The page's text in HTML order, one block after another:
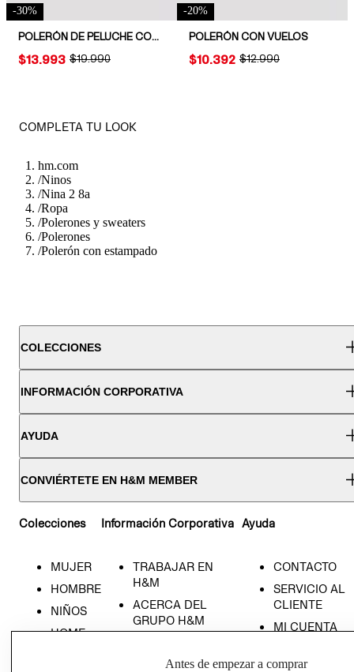
-30%
POLERÓN DE PELUCHE CON MOTIVO
ORIGINAL PRICE:
$19.990
PRICE:
$13.993
-20%
POLERÓN CON VUELOS
ORIGINAL PRICE:
$12.990
PRICE:
$10.392
COMPLETA TU LOOK
hm.com
/Ninos
/Nina 2 8a
/Ropa
/Polerones y sweaters
/Polerones
/Polerón con estampado
COLECCIONES
INFORMACIÓN CORPORATIVA
AYUDA
CONVIÉRTETE EN H&M MEMBER
Colecciones
MUJER
HOMBRE
NIÑOS
HOME
Información Corporativa
TRABAJAR EN
H&M
ACERCA DEL
GRUPO H&M
SOCIAL
Ayuda
CONTACTO
SERVICIO AL
CLIENTE
MI CUENTA
TIENDAS
Antes de empezar a comprar